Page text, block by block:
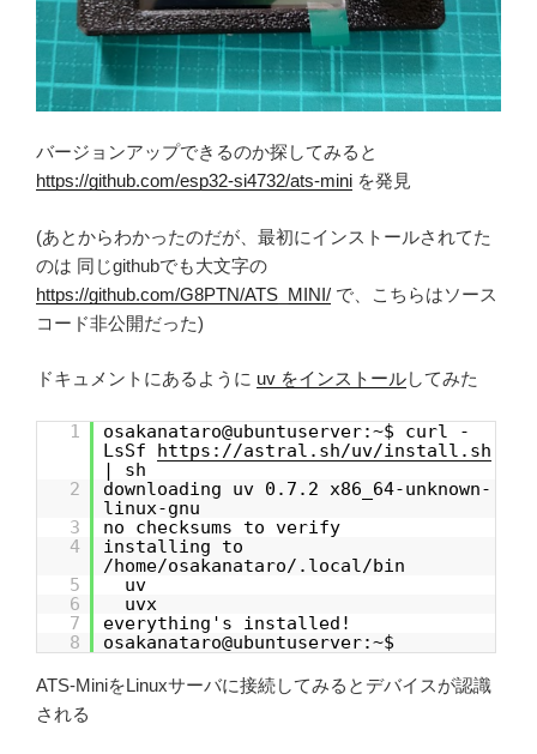
バージョンアップできるのか探してみると
https://github.com/esp32-si4732/ats-mini を発見
(あとからわかったのだが、最初にインストールされてた
のは 同じgithubでも大文字の
https://github.com/G8PTN/ATS_MINI/ で、こちらはソース
コード非公開だった)
ドキュメントにあるように uv をインストールしてみた
1
osakanataro@ubuntuserver:~$ curl -
LsSf https://astral.sh/uv/install.sh
| sh
2
downloading uv 0.7.2 x86_64-unknown-
linux-gnu
3
no checksums to verify
4
installing to
/home/osakanataro/.local/bin
5
uv
6
uvx
7
everything's installed!
8
osakanataro@ubuntuserver:~$
ATS-MiniをLinuxサーバに接続してみるとデバイスが認識
される